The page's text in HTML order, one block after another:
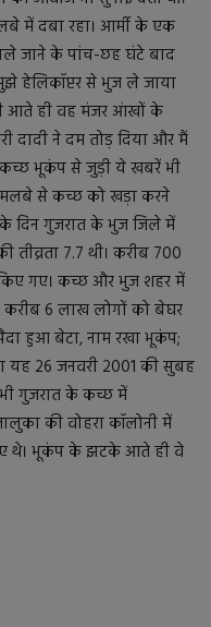
में दबा रहा। आर्मी के एक
जाने के पांच-छह घंटे बाद
हेलिकॉप्टर से भुज ले जाया
आते ही वह मंजर आंखों के
दादी ने दम तोड़ दिया और मैं
भूकंप से जुड़ी ये खबरें भी
से कच्छ को खड़ा करने
दिन गुजरात के भुज जिले में
7.7 थी। करीब 700
गए। कच्छ और भुज शहर में
करीब 6 लाख लोगों को बेघर
हुआ बेटा, नाम रखा भूकंप;
यह 26 जनवरी 2001 की सुबह
गुजरात के कच्छ में
की वोहरा कॉलोनी में
थे। भूकंप के झटके आते ही वे